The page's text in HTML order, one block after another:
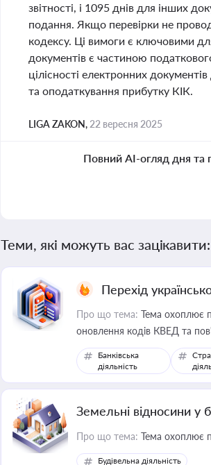
звітності, і 1095 днів для інших
подання. Якщо перевірки не
кодексу. Ці вимоги є ключовими
документів є частиною
цілісності електронних
та оподаткування прибутку КІК.
LIGA ZAKON, 22 вересня 2025
Повний AI-огляд дня та
Теми, які можуть вас зацікавити:
Перехід
Про що тема: Тема охоплює
оновлення кодів КВЕД та
Банківська
діяльність
Земельні відносини у
Про що тема: Тема охоплює
Будівельна діяльність